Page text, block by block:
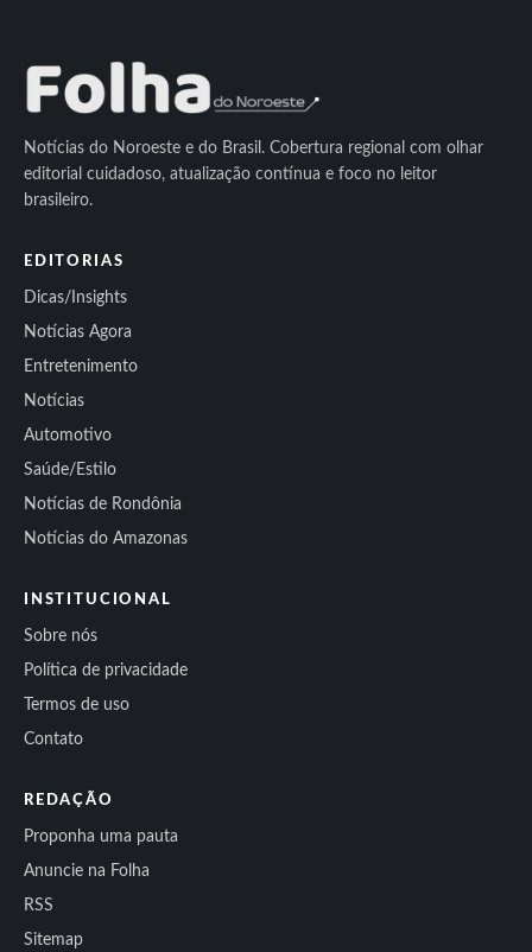
Notícias do Noroeste e do Brasil. Cobertura regional com olhar
editorial cuidadoso, atualização contínua e foco no leitor
brasileiro.
EDITORIAS
Dicas/Insights
Notícias Agora
Entretenimento
Notícias
Automotivo
Saúde/Estilo
Notícias de Rondônia
Notícias do Amazonas
INSTITUCIONAL
Sobre nós
Política de privacidade
Termos de uso
Contato
REDAÇÃO
Proponha uma pauta
Anuncie na Folha
RSS
Sitemap